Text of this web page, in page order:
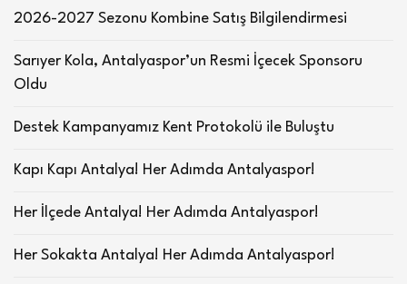
2026-2027 Sezonu Kombine Satış Bilgilendirmesi
Sarıyer Kola, Antalyaspor’un Resmi İçecek Sponsoru
Oldu
Destek Kampanyamız Kent Protokolü ile Buluştu
Kapı Kapı Antalya! Her Adımda Antalyaspor!
Her İlçede Antalya! Her Adımda Antalyaspor!
Her Sokakta Antalya! Her Adımda Antalyaspor!